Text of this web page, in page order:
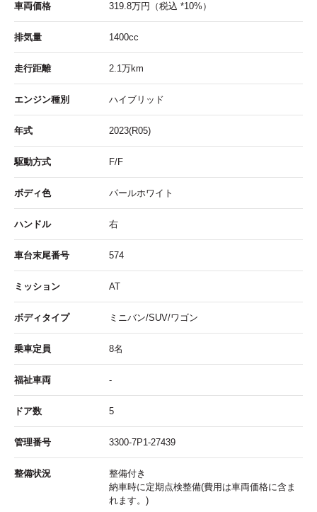
車両価格 319.8万円 （税込 *10%）
排気量 1400cc
走行距離 2.1 万km
エンジン種別 ハイブリッド
年式 2023(R05)
駆動方式 F/F
ボディ色 パールホワイト
ハンドル 右
車台末尾番号 574
ミッション AT
ボディタイプ ミニバン/SUV/ワゴン
乗車定員 8名
福祉車両 -
ドア数 5
管理番号 3300-7P1-27439
整備状況
整備付き
納車時に定期点検整備(費用は車両価格に含ま
れます。)